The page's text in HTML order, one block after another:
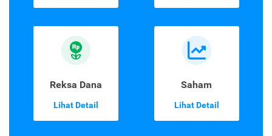
Reksa Dana
Lihat Detail
Saham
Lihat Detail